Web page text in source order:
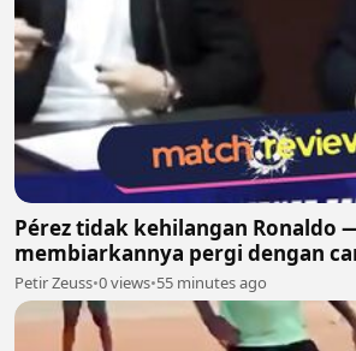
Pérez tidak kehilangan Ronaldo
membiarkannya pergi dengan
Petir Zeuss•0 views•55 minutes ago